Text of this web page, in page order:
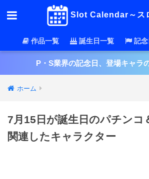
Slot Calendar～ス
作品一覧 誕生日一覧 記念
P・S業界の記念日、登場キャラ
ホーム
7月15日が誕生日のパチンコ
関連したキャラクター